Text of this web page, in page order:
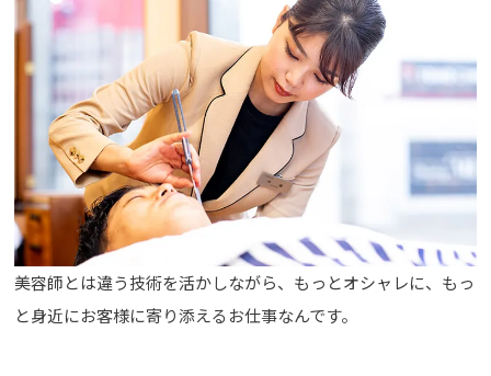
美容師とは違う技術を活かしながら、もっとオシャレに、もっ
と身近にお客様に寄り添えるお仕事なんです。